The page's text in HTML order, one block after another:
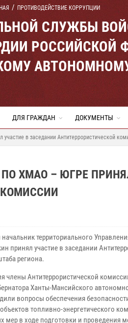
ПРОТИВОДЕЙСТВИЕ КОРРУПЦИИ
СЛУЖБЫ
РОССИЙСКОЙ
ДЛЯ ГРАЖДАН ДОКУМЕНТЫ
в заседании Антитеррористической
ХМАО – ЮГРЕ
территориального
принял участие в заседании
региона.
члены Антитеррористической
Ханты-Мансийского
вопросы обеспечения
топливно-энергетического
мер в ходе подготовки и проведения